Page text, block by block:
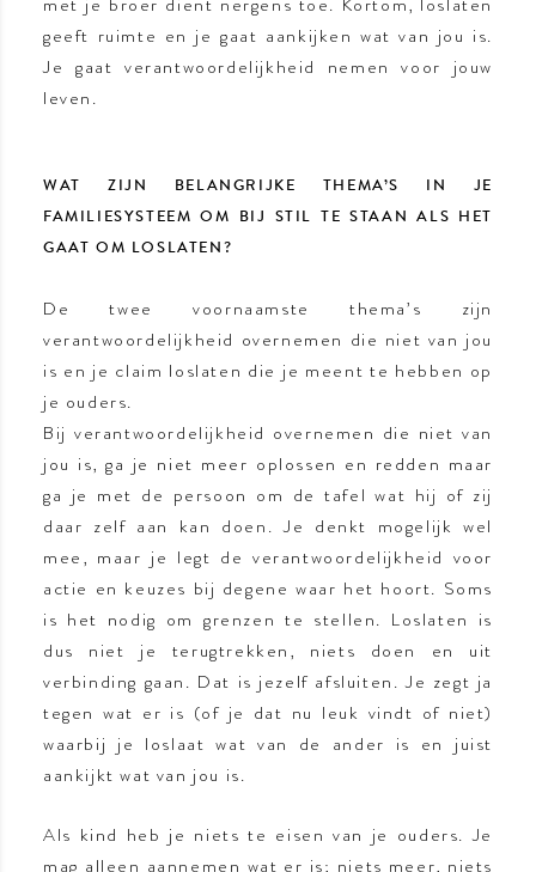
geeft ruimte en je gaat aankijken wat van jou is.
Je gaat verantwoordelijkheid nemen voor jouw
leven.
WAT ZIJN BELANGRIJKE THEMA’S IN JE
FAMILIESYSTEEM OM BIJ STIL TE STAAN ALS HET
GAAT OM LOSLATEN?
De twee voornaamste thema’s zijn
verantwoordelijkheid overnemen die niet van jou
is en je claim loslaten die je meent te hebben op
je ouders.
Bij verantwoordelijkheid overnemen die niet van
jou is, ga je niet meer oplossen en redden maar
ga je met de persoon om de tafel wat hij of zij
daar zelf aan kan doen. Je denkt mogelijk wel
mee, maar je legt de verantwoordelijkheid voor
actie en keuzes bij degene waar het hoort. Soms
is het nodig om grenzen te stellen. Loslaten is
dus niet je terugtrekken, niets doen en uit
verbinding gaan. Dat is jezelf afsluiten. Je zegt ja
tegen wat er is (of je dat nu leuk vindt of niet)
waarbij je loslaat wat van de ander is en juist
aankijkt wat van jou is.
Als kind heb je niets te eisen van je ouders. Je
mag alleen aannemen wat er is; niets meer, niets